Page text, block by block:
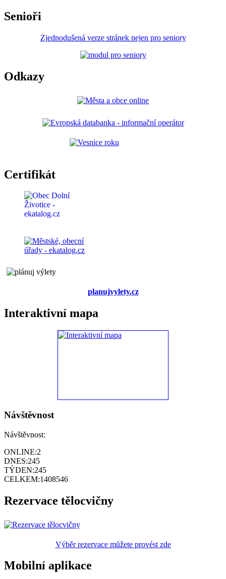
Senioři
Zjednodušená verze stránek nejen pro seniory
Odkazy
Certifikát
planujvylety.cz
Interaktivní mapa
Návštěvnost
Návštěvnost:
ONLINE:2
DNES:245
TÝDEN:245
CELKEM:1408546
Rezervace tělocvičny
Výběr rezervace můžete provést zde
Mobilní aplikace